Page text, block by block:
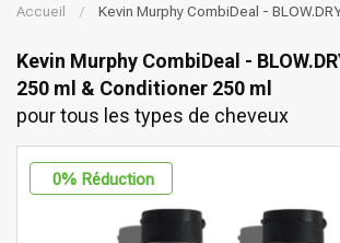
Marques Soins
Accueil /
Kevin Murphy CombiDeal -
Kevin Murphy CombiDeal -
250 ml & Conditioner 250 ml
pour tous les types de cheveux
0% Réduction